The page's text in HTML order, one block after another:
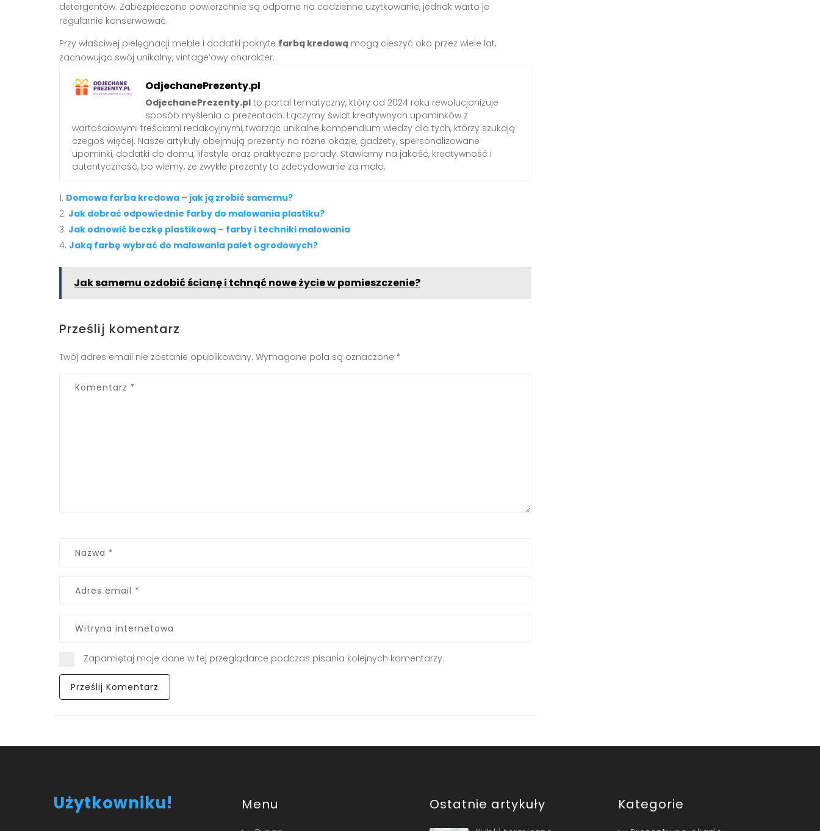
detergentów. Zabezpieczone powierzchnie są odporne na codzienne użytkowanie, jednak warto je
regularnie konserwować.
Przy właściwej pielęgnacji meble i dodatki pokryte farbą kredową mogą cieszyć oko przez wiele lat,
zachowując swój unikalny, vintage’owy charakter.
OdjechanePrezenty.pl
OdjechanePrezenty.pl to portal tematyczny, który od 2024 roku rewolucjonizuje
sposób myślenia o prezentach. Łączymy świat kreatywnych upominków z
wartościowymi treściami redakcyjnymi, tworząc unikalne kompendium wiedzy dla tych, którzy szukają
czegoś więcej. Nasze artykuły obejmują prezenty na różne okazje, gadżety, spersonalizowane
upominki, dodatki do domu, lifestyle oraz praktyczne porady. Stawiamy na jakość, kreatywność i
autentyczność, bo wiemy, że zwykłe prezenty to zdecydowanie za mało.
Domowa farba kredowa – jak ją zrobić samemu?
Jak dobrać odpowiednie farby do malowania plastiku?
Jak odnowić beczkę plastikową – farby i techniki malowania
Jaką farbę wybrać do malowania palet ogrodowych?
Jak samemu ozdobić ścianę i tchnąć nowe życie w pomieszczenie?
Prześlij komentarz
Twój adres email nie zostanie opublikowany. Wymagane pola są oznaczone *
Zapamiętaj moje dane w tej przeglądarce podczas pisania kolejnych komentarzy.
Użytkowniku! Menu Ostatnie artykuły Kategorie